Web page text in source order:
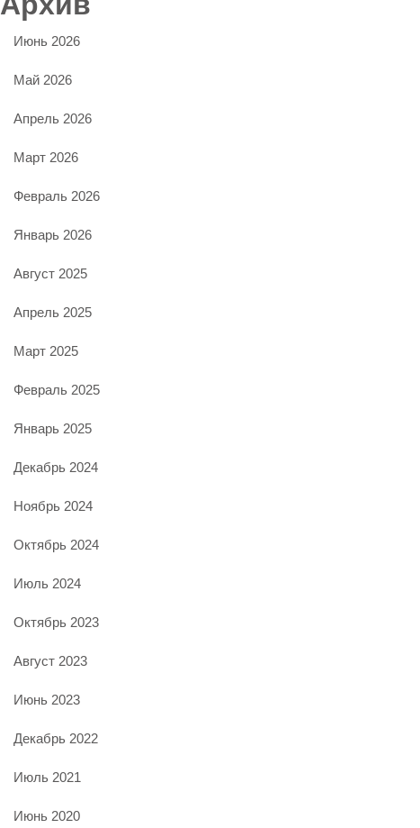
Июнь 2026
Май 2026
Апрель 2026
Март 2026
Февраль 2026
Январь 2026
Август 2025
Апрель 2025
Март 2025
Февраль 2025
Январь 2025
Декабрь 2024
Ноябрь 2024
Октябрь 2024
Июль 2024
Октябрь 2023
Август 2023
Июнь 2023
Декабрь 2022
Июль 2021
Июнь 2020